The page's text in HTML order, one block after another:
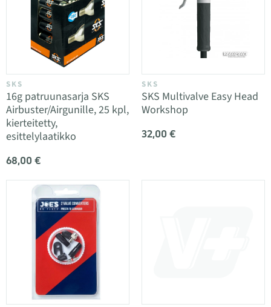
SKS
16g patruunasarja SKS
Airbuster/Airgunille, 25 kpl,
kierteitetty,
esittelylaatikko
68,00 €
SKS
SKS Multivalve Easy Head
Workshop
32,00 €